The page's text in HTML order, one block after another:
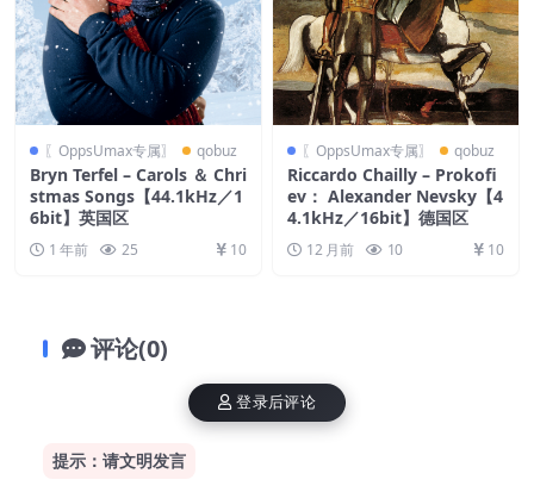
〖OppsUmax专属〗 qobuz
Bryn Terfel – Carols ＆ Chri
stmas Songs【44.1kHz／1
6bit】英国区
1 年前 25 10
〖OppsUmax专属〗 qobuz
Riccardo Chailly – Prokofi
ev： Alexander Nevsky【4
4.1kHz／16bit】德国区
12 月前 10 10
评论(0)
提示：请文明发言
登录后评论